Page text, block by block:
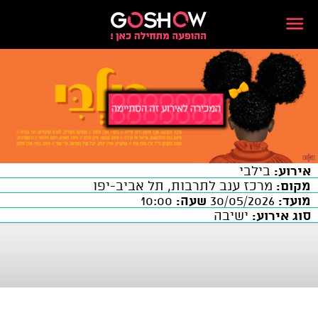
אירוע: בילבי
מקום: מרכז ענב לתרבות, תל אביב-יפו
מועד:
שעה:
סוג אירוע: ישיבה